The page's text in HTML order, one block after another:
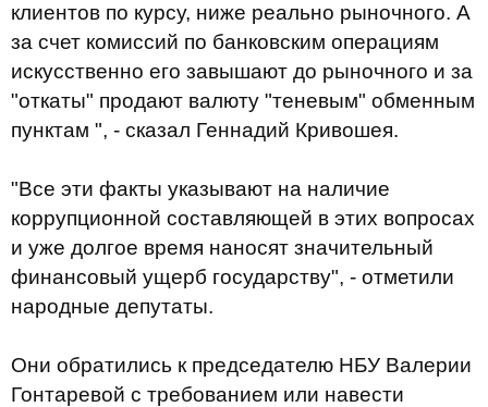
клиентов по курсу, ниже реально рыночного. А
за счет комиссий по банковским операциям
искусственно его завышают до рыночного и за
"откаты" продают валюту "теневым" обменным
пунктам ", - сказал Геннадий Кривошея.
"Все эти факты указывают на наличие
коррупционной составляющей в этих вопросах
и уже долгое время наносят значительный
финансовый ущерб государству", - отметили
народные депутаты.
Они обратились к председателю НБУ Валерии
Гонтаревой с требованием или навести